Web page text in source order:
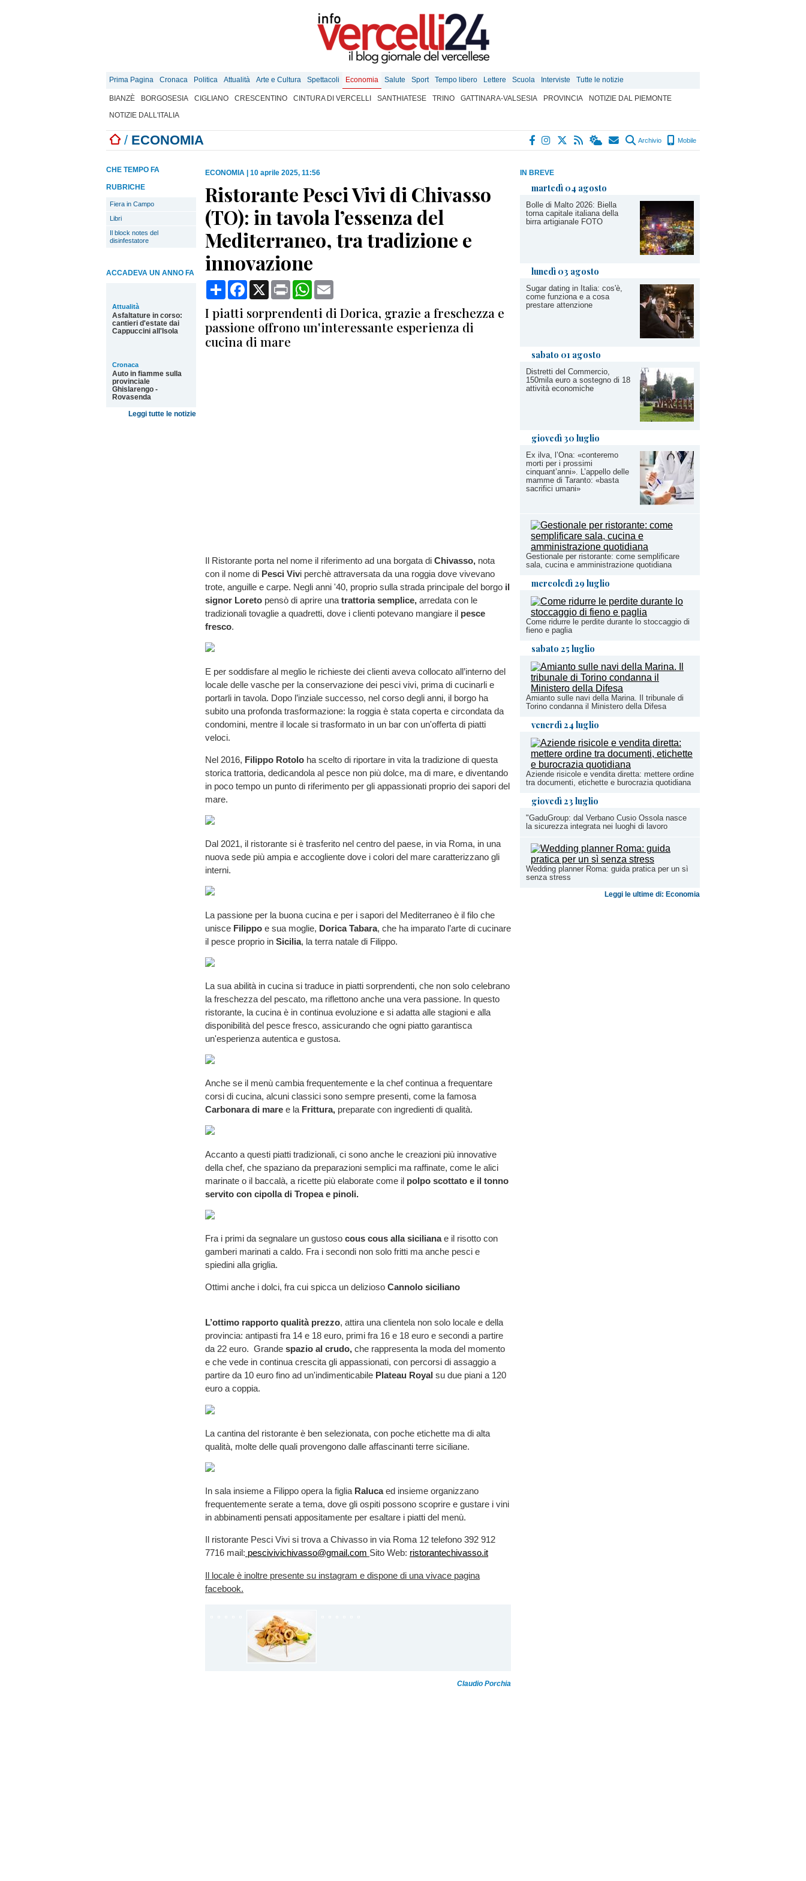
Prima Pagina Cronaca Politica Attualità Arte e Cultura Spettacoli Economia Salute Sport Tempo libero Lettere Scuola Interviste Tutte le notizie
BIANZÈ BORGOSESIA CIGLIANO CRESCENTINO CINTURA DI VERCELLI SANTHIATESE TRINO GATTINARA-VALSESIA PROVINCIA
NOTIZIE DAL PIEMONTE
NOTIZIE DALL'ITALIA
/ ECONOMIA Archivio Mobile
IN BREVE
martedì 04 agosto
Bolle di Malto 2026: Biella
torna capitale italiana della
birra artigianale FOTO
lunedì 03 agosto
Sugar dating in Italia: cos'è,
come funziona e a cosa
prestare attenzione
sabato 01 agosto
Distretti del Commercio,
150mila euro a sostegno di 18
attività economiche
giovedì 30 luglio
Ex ilva, l’Ona: «conteremo
morti per i prossimi
cinquant’anni». L’appello delle
mamme di Taranto: «basta
sacrifici umani»
Gestionale per ristorante: come semplificare
sala, cucina e amministrazione quotidiana
mercoledì 29 luglio
Come ridurre le perdite durante lo stoccaggio di
fieno e paglia
sabato 25 luglio
Amianto sulle navi della Marina. Il tribunale di
Torino condanna il Ministero della Difesa
venerdì 24 luglio
Aziende risicole e vendita diretta: mettere ordine
tra documenti, etichette e burocrazia quotidiana
giovedì 23 luglio
"GaduGroup: dal Verbano Cusio Ossola nasce
la sicurezza integrata nei luoghi di lavoro
Wedding planner Roma: guida pratica per un sì
senza stress
Leggi le ultime di: Economia
CHE TEMPO FA
RUBRICHE
Fiera in Campo
Libri
Il block notes del
disinfestatore
ACCADEVA UN ANNO FA
Attualità
Asfaltature in corso:
cantieri d'estate dai
Cappuccini all'Isola
Cronaca
Auto in fiamme sulla
provinciale
Ghislarengo -
Rovasenda
Leggi tutte le notizie
ECONOMIA 10 aprile 2025, 11:56
Ristorante Pesci Vivi di Chivasso
(TO): in tavola l’essenza del
Mediterraneo, tra tradizione e
innovazione
CondividiFacebook
X Print WhatsApp
I piatti sorprendenti di Dorica, grazie a freschezza e
passione offrono un'interessante esperienza di
cucina di mare
Il Ristorante porta nel nome il riferimento ad una borgata di Chivasso, nota
con il nome di Pesci Vivi perchè attraversata da una roggia dove vivevano
trote, anguille e carpe. Negli anni '40, proprio sulla strada principale del borgo il
signor Loreto pensò di aprire una trattoria semplice, arredata con le
tradizionali tovaglie a quadretti, dove i clienti potevano mangiare il pesce
fresco.
E per soddisfare al meglio le richieste dei clienti aveva collocato all’interno del
locale delle vasche per la conservazione dei pesci vivi, prima di cucinarli e
portarli in tavola. Dopo l’inziale successo, nel corso degli anni, il borgo ha
subito una profonda trasformazione: la roggia è stata coperta e circondata da
condomini, mentre il locale si trasformato in un bar con un'offerta di piatti
veloci.
Nel 2016, Filippo Rotolo ha scelto di riportare in vita la tradizione di questa
storica trattoria, dedicandola al pesce non più dolce, ma di mare, e diventando
in poco tempo un punto di riferimento per gli appassionati proprio dei sapori del
mare.
Dal 2021, il ristorante si è trasferito nel centro del paese, in via Roma, in una
nuova sede più ampia e accogliente dove i colori del mare caratterizzano gli
interni.
La passione per la buona cucina e per i sapori del Mediterraneo è il filo che
unisce Filippo e sua moglie, Dorica Tabara, che ha imparato l’arte di cucinare
il pesce proprio in Sicilia, la terra natale di Filippo.
La sua abilità in cucina si traduce in piatti sorprendenti, che non solo celebrano
la freschezza del pescato, ma riflettono anche una vera passione. In questo
ristorante, la cucina è in continua evoluzione e si adatta alle stagioni e alla
disponibilità del pesce fresco, assicurando che ogni piatto garantisca
un'esperienza autentica e gustosa.
Anche se il menù cambia frequentemente e la chef continua a frequentare
corsi di cucina, alcuni classici sono sempre presenti, come la famosa
Carbonara di mare e la Frittura, preparate con ingredienti di qualità.
Accanto a questi piatti tradizionali, ci sono anche le creazioni più innovative
della chef, che spaziano da preparazioni semplici ma raffinate, come le alici
marinate o il baccalà, a ricette più elaborate come il polpo scottato e il tonno
servito con cipolla di Tropea e pinoli.
Fra i primi da segnalare un gustoso cous cous alla sicilianae il risotto con
gamberi marinati a caldo. Fra i secondi non solo fritti ma anche pesci e
spiedini alla griglia.
Ottimi anche i dolci, fra cui spicca un delizioso Cannolo siciliano
L’ottimo rapporto qualità prezzo, attira una clientela non solo locale e della
provincia: antipasti fra 14 e 18 euro, primi fra 16 e 18 euro e secondi a partire
da 22 euro. Grande spazio al crudo, che rappresenta la moda del momento
e che vede in continua crescita gli appassionati, con percorsi di assaggio a
partire da 10 euro fino ad un'indimenticabile Plateau Royal su due piani a 120
euro a coppia.
La cantina del ristorante è ben selezionata, con poche etichette ma di alta
qualità, molte delle quali provengono dalle affascinanti terre siciliane.
In sala insieme a Filippo opera la figlia Ralucaed insieme organizzano
frequentemente serate a tema, dove gli ospiti possono scoprire e gustare i vini
in abbinamenti pensati appositamente per esaltare i piatti del menù.
Il ristorante Pesci Vivi si trova a Chivasso in via Roma 12 telefono 392 912
7716 mail: pescivivichivasso@gmail.com Sito Web: ristorantechivasso.it
Il locale è inoltre presente su instagram e dispone di una vivace pagina
facebook.
Claudio Porchia